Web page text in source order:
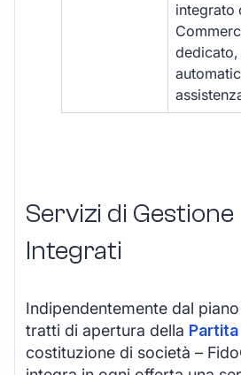
integrato
Servizi di Gestione
Integrati
Indipendentemente dal
tratti di apertura della Partita
costituzione di società –